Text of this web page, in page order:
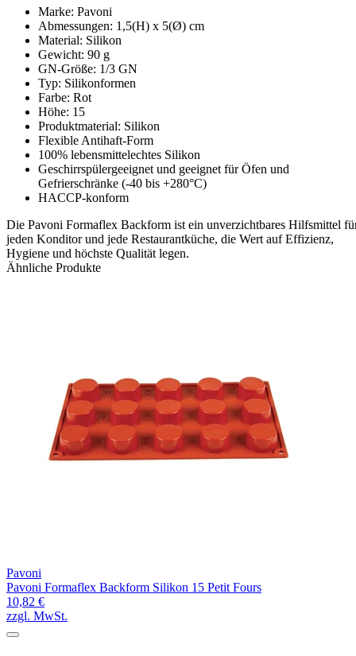
Marke: Pavoni
Abmessungen: 1,5(H) x 5(Ø) cm
Material: Silikon
Gewicht: 90 g
GN-Größe: 1/3 GN
Typ: Silikonformen
Farbe: Rot
Höhe: 15
Produktmaterial: Silikon
Flexible Antihaft-Form
100% lebensmittelechtes Silikon
Geschirrspülergeeignet und geeignet für Öfen und
Gefrierschränke (-40 bis +280°C)
HACCP-konform
Die Pavoni Formaflex Backform ist ein unverzichtbares Hilfsmittel
jeden Konditor und jede Restaurantküche, die Wert auf Effizienz,
Hygiene und höchste Qualität legen.
Ähnliche Produkte
Pavoni
Pavoni Formaflex Backform Silikon 15 Petit Fours
10,82 €
zzgl. MwSt.